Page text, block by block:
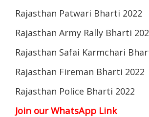
Rajasthan Patwari Bharti 2022
Rajasthan Army Rally Bharti
Rajasthan Safai Karmchari
Rajasthan Fireman Bharti 2022
Rajasthan Police Bharti 2022
Join our WhatsApp Link